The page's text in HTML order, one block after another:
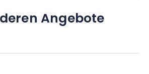
Angebote